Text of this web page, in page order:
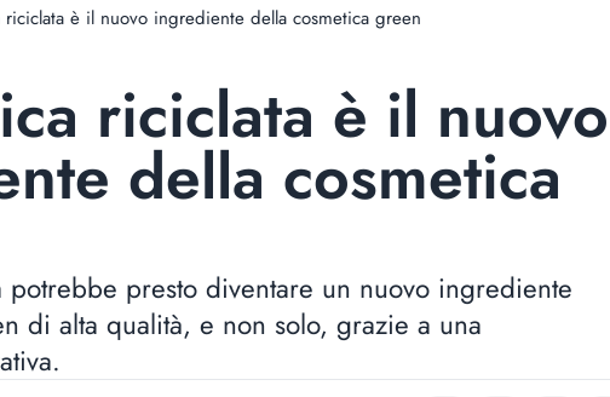
riciclata è il nuovo ingrediente della cosmetica green
riciclata è il nuovo
della cosmetica
potrebbe presto diventare un nuovo ingrediente
di alta qualità, e non solo, grazie a una